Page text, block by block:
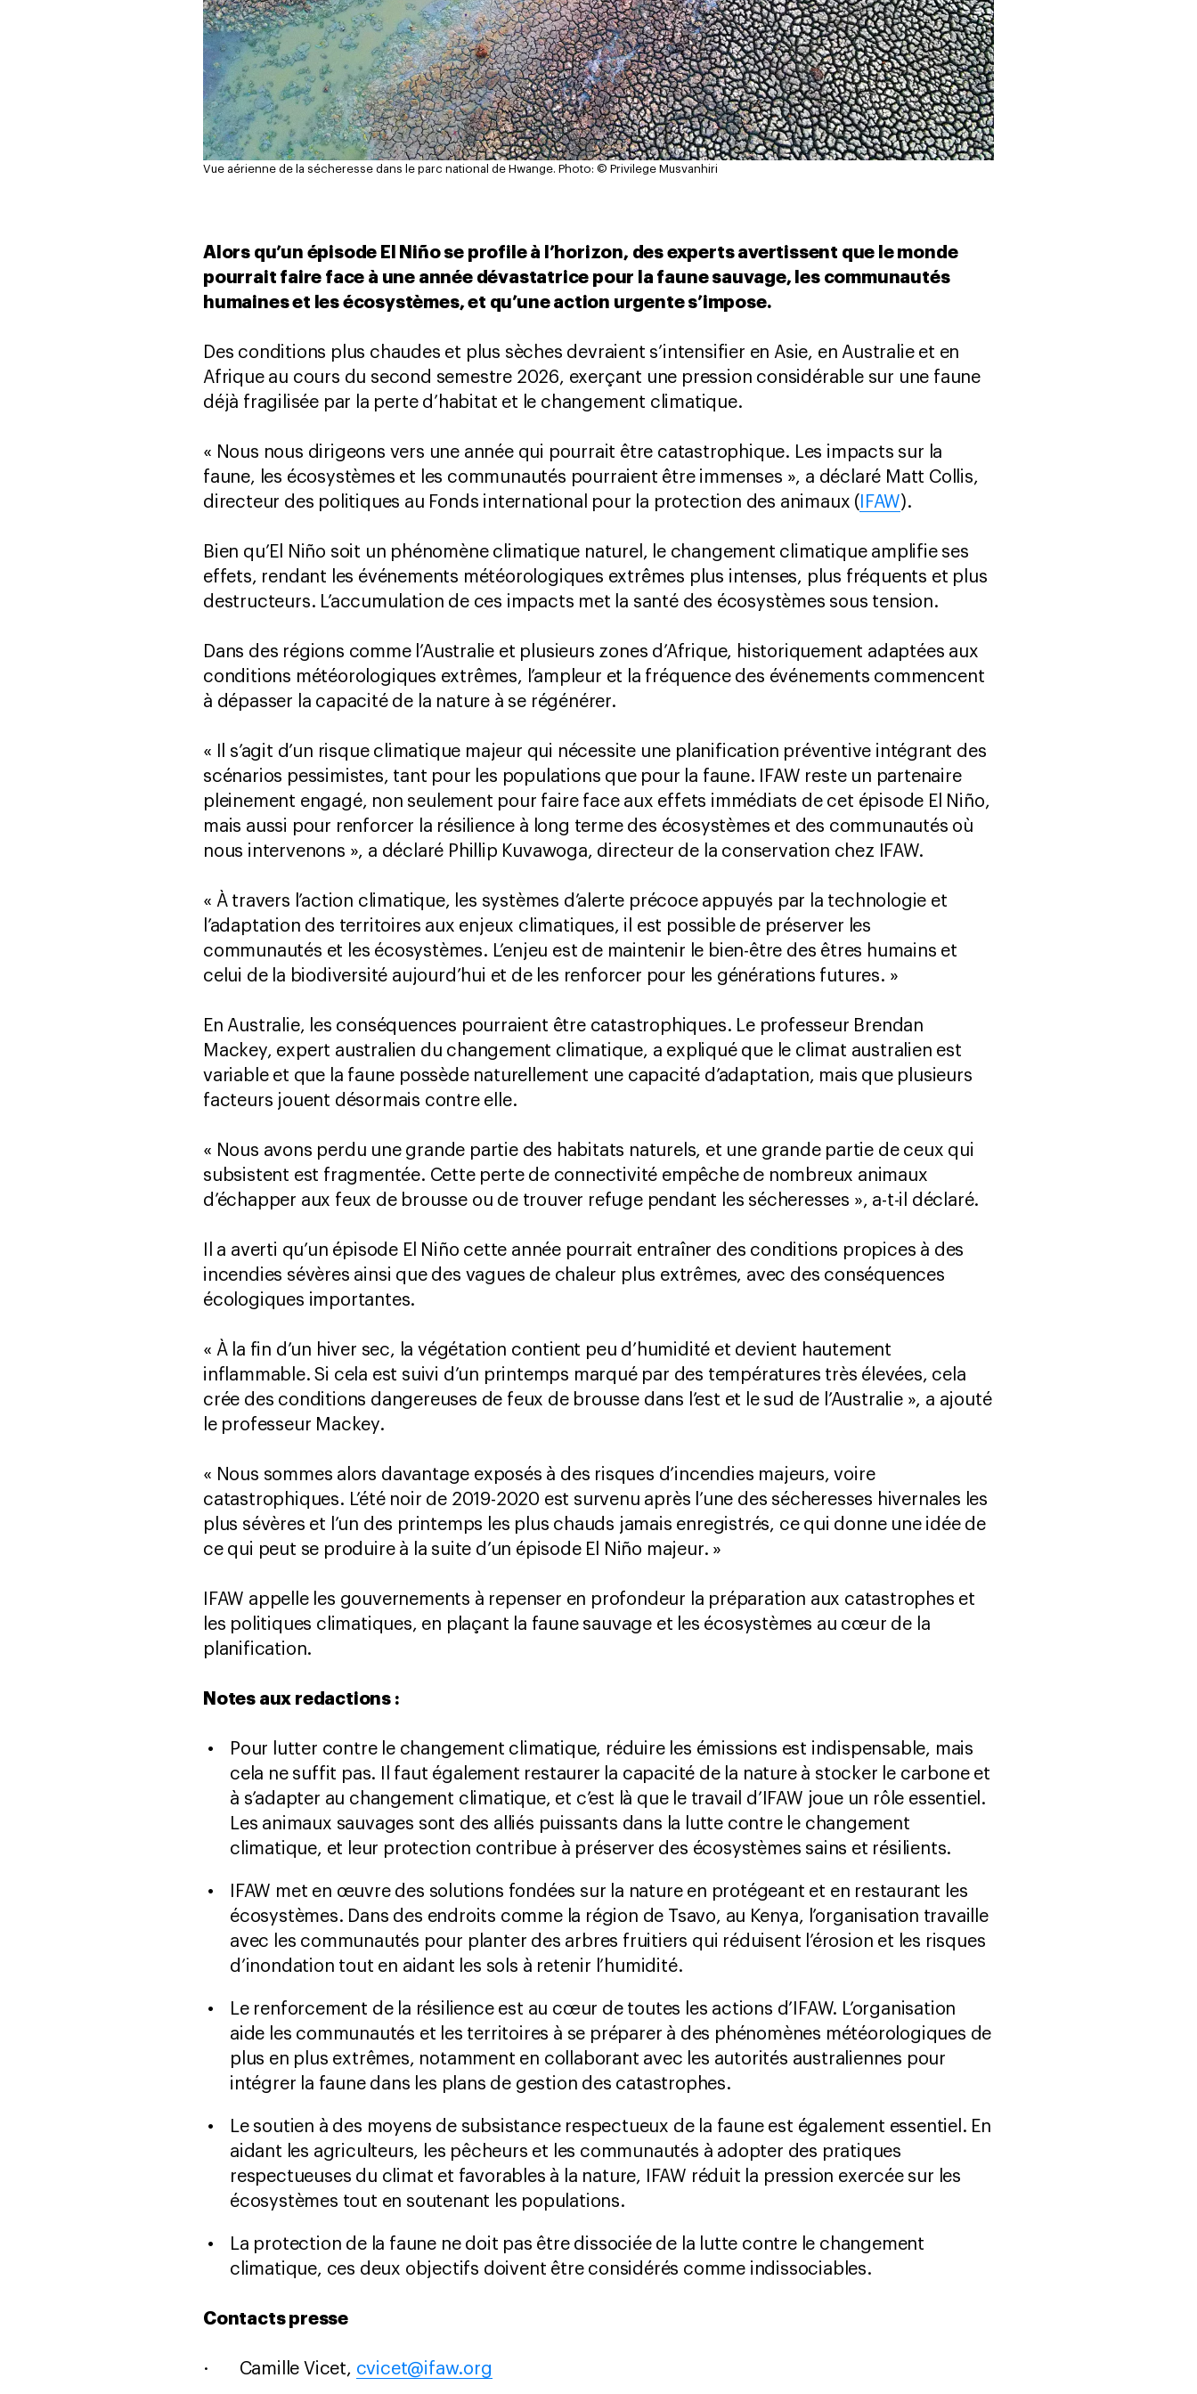
Vue aérienne de la sécheresse dans le parc national de Hwange. Photo: © Privilege Musvanhiri
Alors qu’un épisode El Niño se profile à l’horizon, des experts avertissent que le monde
pourrait faire face à une année dévastatrice pour la faune sauvage, les communautés
humaines et les écosystèmes, et qu’une action urgente s’impose.
Des conditions plus chaudes et plus sèches devraient s’intensifier en Asie, en Australie et en
Afrique au cours du second semestre 2026, exerçant une pression considérable sur une faune
déjà fragilisée par la perte d’habitat et le changement climatique.
« Nous nous dirigeons vers une année qui pourrait être catastrophique. Les impacts sur la
faune, les écosystèmes et les communautés pourraient être immenses », a déclaré Matt Collis,
directeur des politiques au Fonds international pour la protection des animaux ( IFAW).
Bien qu’El Niño soit un phénomène climatique naturel, le changement climatique amplifie ses
effets, rendant les événements météorologiques extrêmes plus intenses, plus fréquents et plus
destructeurs. L’accumulation de ces impacts met la santé des écosystèmes sous tension.
Dans des régions comme l’Australie et plusieurs zones d’Afrique, historiquement adaptées aux
conditions météorologiques extrêmes, l’ampleur et la fréquence des événements commencent
à dépasser la capacité de la nature à se régénérer.
« Il s’agit d’un risque climatique majeur qui nécessite une planification préventive intégrant des
scénarios pessimistes, tant pour les populations que pour la faune. IFAW reste un partenaire
pleinement engagé, non seulement pour faire face aux effets immédiats de cet épisode El Niño,
mais aussi pour renforcer la résilience à long terme des écosystèmes et des communautés où
nous intervenons », a déclaré Phillip Kuvawoga, directeur de la conservation chez IFAW.
« À travers l’action climatique, les systèmes d’alerte précoce appuyés par la technologie et
l’adaptation des territoires aux enjeux climatiques, il est possible de préserver les
communautés et les écosystèmes. L’enjeu est de maintenir le bien-être des êtres humains et
celui de la biodiversité aujourd’hui et de les renforcer pour les générations futures. »
En Australie, les conséquences pourraient être catastrophiques. Le professeur Brendan
Mackey, expert australien du changement climatique, a expliqué que le climat australien est
variable et que la faune possède naturellement une capacité d’adaptation, mais que plusieurs
facteurs jouent désormais contre elle.
« Nous avons perdu une grande partie des habitats naturels, et une grande partie de ceux qui
subsistent est fragmentée. Cette perte de connectivité empêche de nombreux animaux
d’échapper aux feux de brousse ou de trouver refuge pendant les sécheresses », a-t-il déclaré.
Il a averti qu’un épisode El Niño cette année pourrait entraîner des conditions propices à des
incendies sévères ainsi que des vagues de chaleur plus extrêmes, avec des conséquences
écologiques importantes.
« À la fin d’un hiver sec, la végétation contient peu d’humidité et devient hautement
inflammable. Si cela est suivi d’un printemps marqué par des températures très élevées, cela
crée des conditions dangereuses de feux de brousse dans l’est et le sud de l’Australie », a ajouté
le professeur Mackey.
« Nous sommes alors davantage exposés à des risques d’incendies majeurs, voire
catastrophiques. L’été noir de 2019-2020 est survenu après l’une des sécheresses hivernales les
plus sévères et l’un des printemps les plus chauds jamais enregistrés, ce qui donne une idée de
ce qui peut se produire à la suite d’un épisode El Niño majeur. »
IFAW appelle les gouvernements à repenser en profondeur la préparation aux catastrophes et
les politiques climatiques, en plaçant la faune sauvage et les écosystèmes au cœur de la
planification.
Notes aux redactions :
Pour lutter contre le changement climatique, réduire les émissions est indispensable, mais
cela ne suffit pas. Il faut également restaurer la capacité de la nature à stocker le carbone et
à s’adapter au changement climatique, et c’est là que le travail d’IFAW joue un rôle essentiel.
Les animaux sauvages sont des alliés puissants dans la lutte contre le changement
climatique, et leur protection contribue à préserver des écosystèmes sains et résilients.
IFAW met en œuvre des solutions fondées sur la nature en protégeant et en restaurant les
écosystèmes. Dans des endroits comme la région de Tsavo, au Kenya, l’organisation travaille
avec les communautés pour planter des arbres fruitiers qui réduisent l’érosion et les risques
d’inondation tout en aidant les sols à retenir l’humidité.
Le renforcement de la résilience est au cœur de toutes les actions d’IFAW. L’organisation
aide les communautés et les territoires à se préparer à des phénomènes météorologiques de
plus en plus extrêmes, notamment en collaborant avec les autorités australiennes pour
intégrer la faune dans les plans de gestion des catastrophes.
Le soutien à des moyens de subsistance respectueux de la faune est également essentiel. En
aidant les agriculteurs, les pêcheurs et les communautés à adopter des pratiques
respectueuses du climat et favorables à la nature, IFAW réduit la pression exercée sur les
écosystèmes tout en soutenant les populations.
La protection de la faune ne doit pas être dissociée de la lutte contre le changement
climatique, ces deux objectifs doivent être considérés comme indissociables.
Contacts presse
· Camille Vicet, cvicet@ifaw.org